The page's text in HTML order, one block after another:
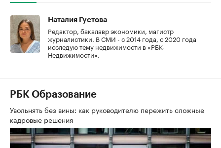
Наталия Густова
Редактор, бакалавр экономики, магистр
журналистики. В СМИ - с 2014 года, с 2020 года
исследую тему недвижимости в «РБК-
Недвижимости».
РБК Образование
Увольнять без вины: как руководителю пережить сложные
кадровые решения